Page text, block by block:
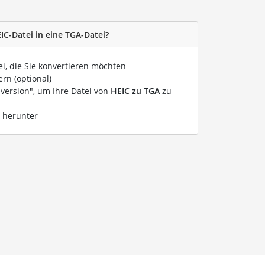
Datei in eine TGA-Datei?
die Sie konvertieren möchten
(optional)
um Ihre Datei von HEIC zu TGA zu
herunter